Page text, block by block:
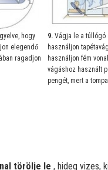
hogy
elegendő
ragadjon
9. Vágja le a túllógó
használjon
használjon fém
vágáshoz használt
pengét, mert a
törölje le , hideg vizes,